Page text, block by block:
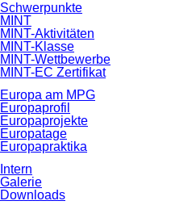
Schwerpunkte
MINT
MINT-Aktivitäten
MINT-Klasse
MINT-Wettbewerbe
MINT-EC Zertifikat
Europa am MPG
Europaprofil
Europaprojekte
Europatage
Europapraktika
Intern
Galerie
Downloads